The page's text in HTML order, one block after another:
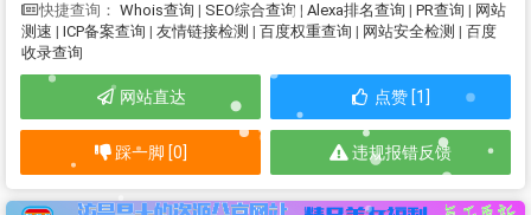
快捷查询： Whois查询 | SEO综合查询 | Alexa排名查询 | PR查询 | 网站
测速 | ICP备案查询 | 友情链接检测 | 百度权重查询 | 网站安全检测 | 百度
收录查询
网站直达 点赞 [1]
踩一脚 [0] 违规报错反馈